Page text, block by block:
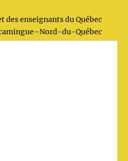
des enseignants du Québec
du-Québec